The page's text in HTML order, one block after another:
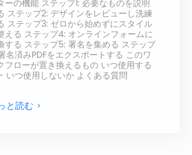
ーの機能 ステップ1: 必要なものを説明
ステップ2: デザインをレビューし洗練
ステップ3: ゼロから始めずにスタイル
える ステップ4: オンラインフォームに
する ステップ5: 署名を集める ステップ
名済みPDFをエクスポートする このワ
フローが置き換えるもの いつ使用する
いつ使用しないか よくある質問
と読む